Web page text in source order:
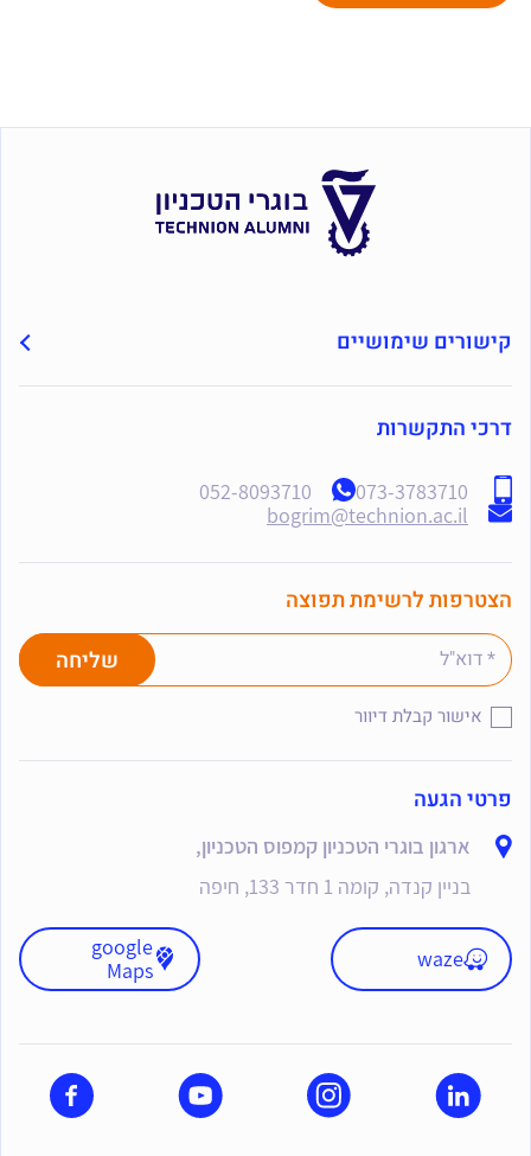
קישורים שימושיים
פרטי הגעה
ארגון בוגרי הטכניון קמפוס הטכניון,
בניין קנדה, קומה 1 חדר 133, חיפה
waze
google
Maps
דרכי התקשרות
073-3783710
052-8093710
bogrim@technion.ac.il
הצטרפות לרשימת תפוצה
אישור קבלת דיוור